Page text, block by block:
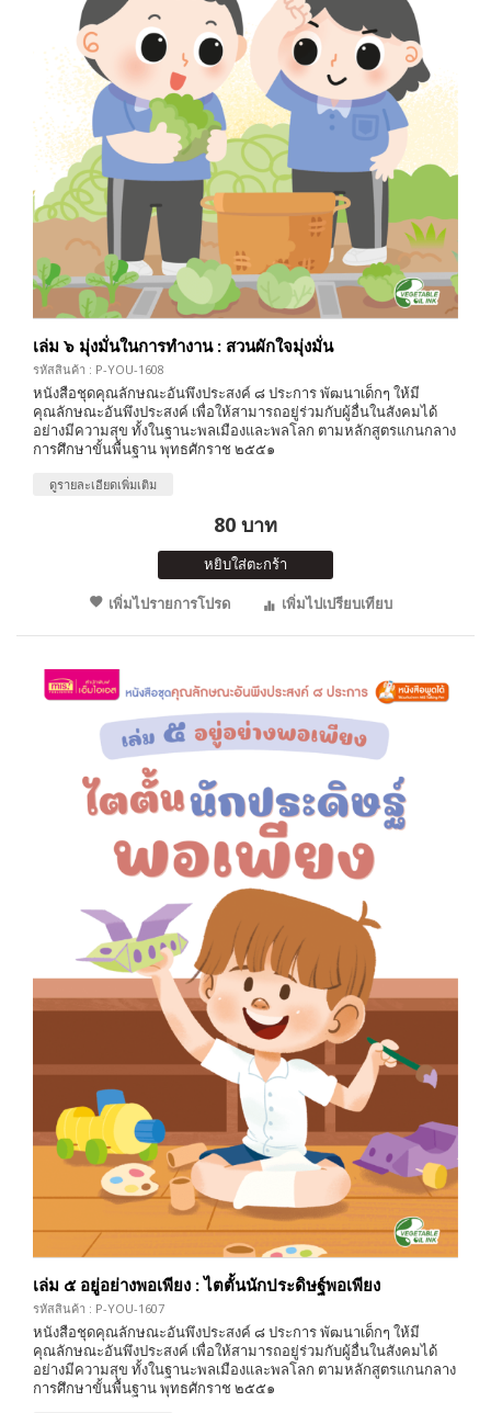
เล่ม ๖ มุ่งมั่นในการทำงาน : สวนผักใจมุ่งมั่น
รหัสสินค้า : P-YOU-1608
หนังสือชุดคุณลักษณะอันพึงประสงค์ ๘ ประการ พัฒนาเด็กๆ ให้มี
คุณลักษณะอันพึงประสงค์ เพื่อให้สามารถอยู่ร่วมกับผู้อื่นในสังคมได้
อย่างมีความสุข ทั้งในฐานะพลเมืองและพลโลก ตามหลักสูตรแกนกลาง
การศึกษาขั้นพื้นฐาน พุทธศักราช ๒๕๕๑
ดูรายละเอียดเพิ่มเติม
80 บาท
หยิบใส่ตะกร้า
เพิ่มไปรายการโปรด
เพิ่มไปเปรียบเทียบ
เล่ม ๕ อยู่อย่างพอเพียง : ไตตั้นนักประดิษฐ์พอเพียง
รหัสสินค้า : P-YOU-1607
หนังสือชุดคุณลักษณะอันพึงประสงค์ ๘ ประการ พัฒนาเด็กๆ ให้มี
คุณลักษณะอันพึงประสงค์ เพื่อให้สามารถอยู่ร่วมกับผู้อื่นในสังคมได้
อย่างมีความสุข ทั้งในฐานะพลเมืองและพลโลก ตามหลักสูตรแกนกลาง
การศึกษาขั้นพื้นฐาน พุทธศักราช ๒๕๕๑